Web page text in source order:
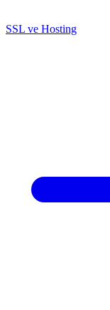
SSL ve Hosting